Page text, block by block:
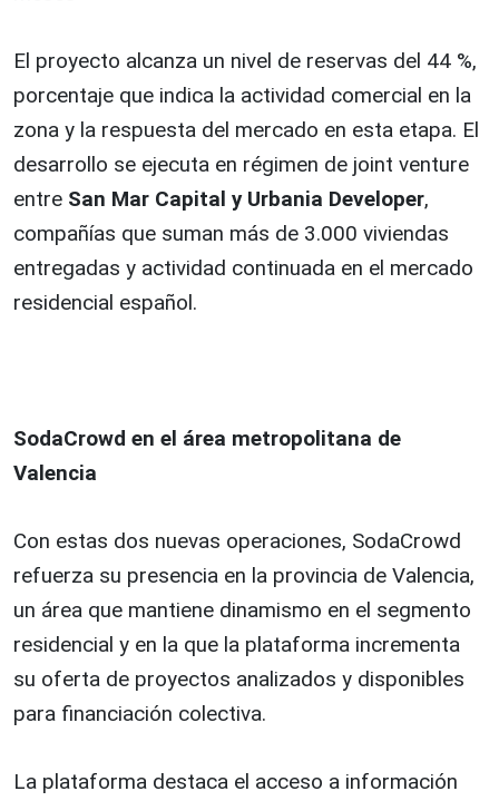
El proyecto alcanza un nivel de reservas del 44 %,
porcentaje que indica la actividad comercial en la
zona y la respuesta del mercado en esta etapa. El
desarrollo se ejecuta en régimen de joint venture
entre San Mar Capital y Urbania Developer,
compañías que suman más de 3.000 viviendas
entregadas y actividad continuada en el mercado
residencial español.
SodaCrowd en el área metropolitana de
Valencia
Con estas dos nuevas operaciones, SodaCrowd
refuerza su presencia en la provincia de Valencia,
un área que mantiene dinamismo en el segmento
residencial y en la que la plataforma incrementa
su oferta de proyectos analizados y disponibles
para financiación colectiva.
La plataforma destaca el acceso a información